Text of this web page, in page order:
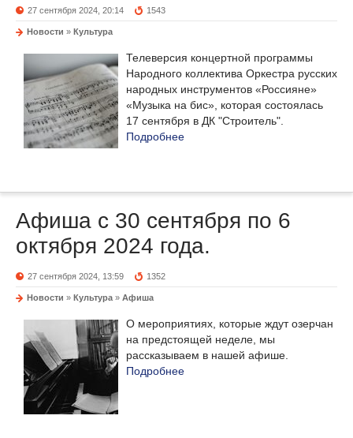
27 сентября 2024, 20:14 1543
Новости » Культура
Телеверсия концертной программы
Народного коллектива Оркестра русских
народных инструментов «Россияне»
«Музыка на бис», которая состоялась
17 сентября в ДК "Строитель".
Подробнее
Афиша с 30 сентября по 6
октября 2024 года.
27 сентября 2024, 13:59 1352
Новости » Культура » Афиша
О мероприятиях, которые ждут озерчан
на предстоящей неделе, мы
рассказываем в нашей афише.
Подробнее